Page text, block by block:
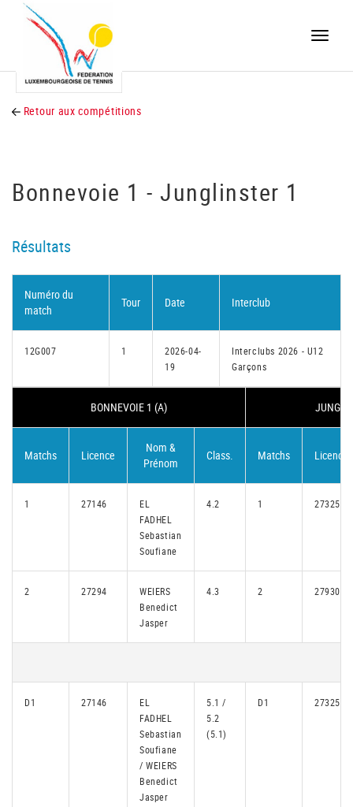
Toggle
Retour aux compétitions
Bonnevoie 1 - Junglinster 1
Résultats
Numéro du
match
Tour Date Interclub
12G007 1
2026-04-
19
Interclubs 2026 - U12
Garçons
BONNEVOIE 1 (A)
Matchs Licence
Nom &
Prénom
Class. Matchs Licence
1 27146
EL
FADHEL
Sebastian
Soufiane
4.2 1 27325
2 27294
WEIERS
Benedict
Jasper
4.3 2 27930
D1 27146
EL
FADHEL
Sebastian
Soufiane
/ WEIERS
Benedict
Jasper
5.1 /
5.2
(5.1)
D1 27325